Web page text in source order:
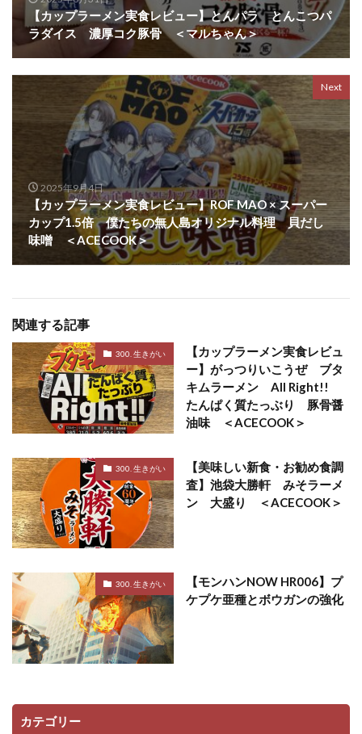
【カップラーメン実食レビュー】とんパラ とんこつパ
ラダイス 濃厚コク豚骨 ＜マルちゃん＞
Next
2025年9月4日
【カップラーメン実食レビュー】ROF MAO × スーパー
カップ1.5倍 僕たちの無人島オリジナル料理 貝だし
味噌 ＜ACECOOK＞
関連する記事
300. 生きがい
【カップラーメン実食レビュ
ー】がっつりいこうぜ ブタ
キムラーメン All Right!!
たんぱく質たっぶり 豚骨醤
油味 ＜ACECOOK＞
300. 生きがい
【美味しい新食・お勧め食調
査】池袋大勝軒 みそラーメ
ン 大盛り ＜ACECOOK＞
300. 生きがい
【モンハンNOW HR006】プ
ケプケ亜種とボウガンの強化
カテゴリー